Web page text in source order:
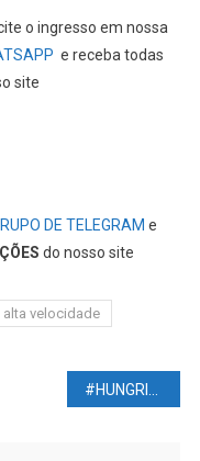
o ingresso em nossa
e receba todas
site
DE TELEGRAM e
do nosso site
alta velocidade
#HUNGRIA obriga #MULHERES que buscam #ABORTO a ouvir #BATIMENTOS cardíacos dos #FETOS